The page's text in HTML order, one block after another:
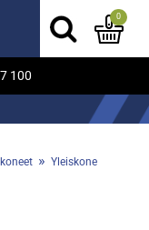
100
0
» Yleiskone